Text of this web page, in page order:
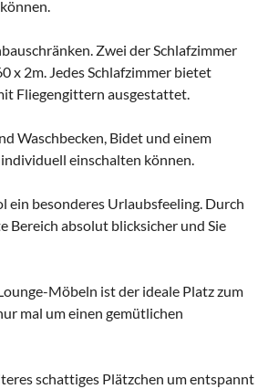
Zwei der Schlafzimmer
x 2m. Jedes Schlafzimmer bietet
Fliegengittern ausgestattet.
Waschbecken, Bidet und einem
einschalten können.
ein besonderes Urlaubsfeeling. Durch
Bereich absolut blicksicher und Sie
Möbeln ist der ideale Platz zum
mal um einen gemütlichen
schattiges Plätzchen um entspannt